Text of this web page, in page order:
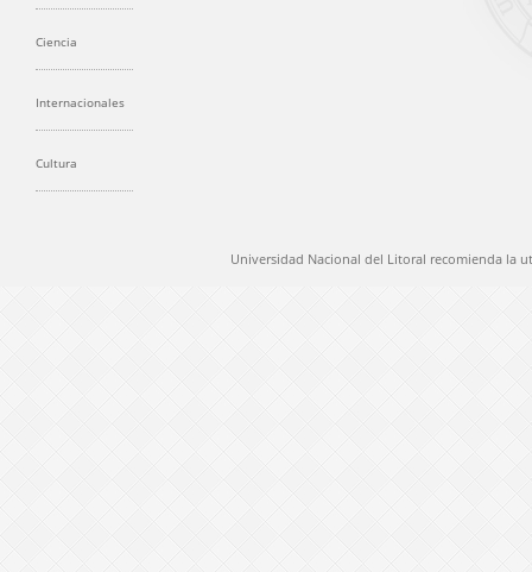
Ciencia
Internacionales
Cultura
Universidad Nacional del Litoral recomienda la